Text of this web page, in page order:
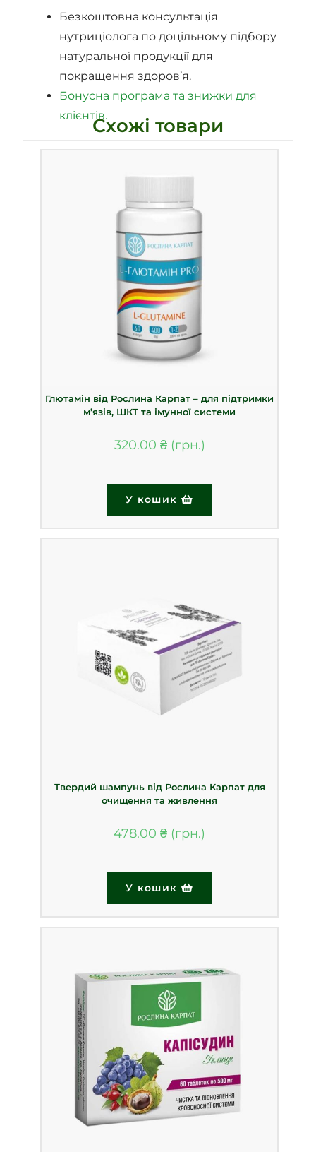
Безкоштовна консультація
нутриціолога по доцільному підбору
натуральної продукції для
покращення здоров’я.
Бонусна програма та знижки для
клієнтів.Схожі товари
Глютамін від Рослина Карпат – для підтримки
м’язів, ШКТ та імунної системи
320.00 ₴
У кошик
Твердий шампунь від Рослина Карпат для
очищення та живлення
478.00 ₴
У кошик